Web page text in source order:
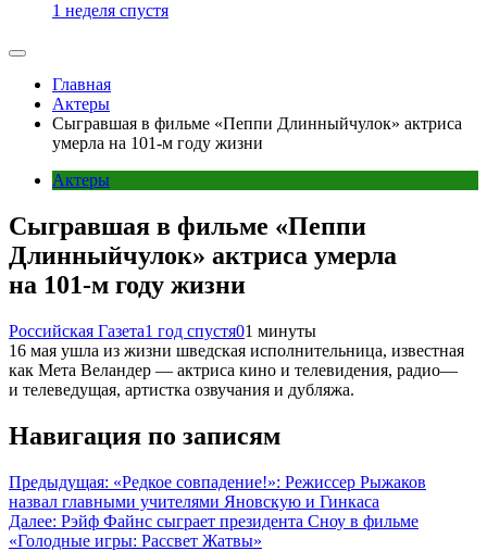
1 неделя спустя
Главная
Актеры
Сыгравшая в фильме «Пеппи Длинныйчулок» актриса
умерла на 101-м году жизни
Актеры
Сыгравшая в фильме «Пеппи
Длинныйчулок» актриса умерла
на 101-м году жизни
Российская Газета1 год спустя01 минуты
16 мая ушла из жизни шведская исполнительница, известная
как Мета Веландер — актриса кино и телевидения, радио—
и телеведущая, артистка озвучания и дубляжа.
Навигация по записям
Предыдущая: «Редкое совпадение!»: Режиссер Рыжаков
назвал главными учителями Яновскую и Гинкаса
Далее: Рэйф Файнс сыграет президента Сноу в фильме
«Голодные игры: Рассвет Жатвы»